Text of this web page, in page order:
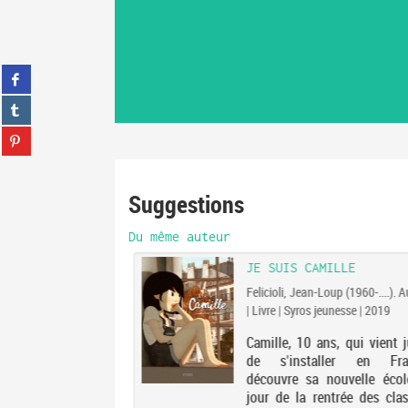
Partager
sur
facebook
(Nouvelle
fenêtre)
Partager
sur
tumblr
(Nouvelle
Partager
sur
Suggestions
Du même auteur
JE SUIS CAMILLE
Felicioli, Jean-Loup (1960-....).
| Livre | Syros jeunesse | 2019
Camille, 10 ans, qui vient
de s'installer en
découvre sa nouvelle
jour de la rentrée des